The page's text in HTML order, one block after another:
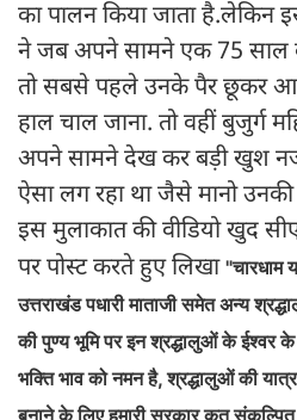
का पालन किया जाता है.लेकिन
ने जब अपने सामने एक 75 साल
तो सबसे पहले उनके पैर छूकर
हाल चाल जाना. तो वहीं बुजुर्ग
अपने सामने देख कर बड़ी खुश
ऐसा लग रहा था जैसे मानो उनकी
इस मुलाकात की वीडियो खुद
पर पोस्ट करते हुए लिखा "चारधाम
उत्तराखंड पधारी माताजी समेत अन्य
की पुण्य भूमि पर इन श्रद्धालुओं के ईश्वर
भक्ति भाव को नमन है, श्रद्धालुओं की